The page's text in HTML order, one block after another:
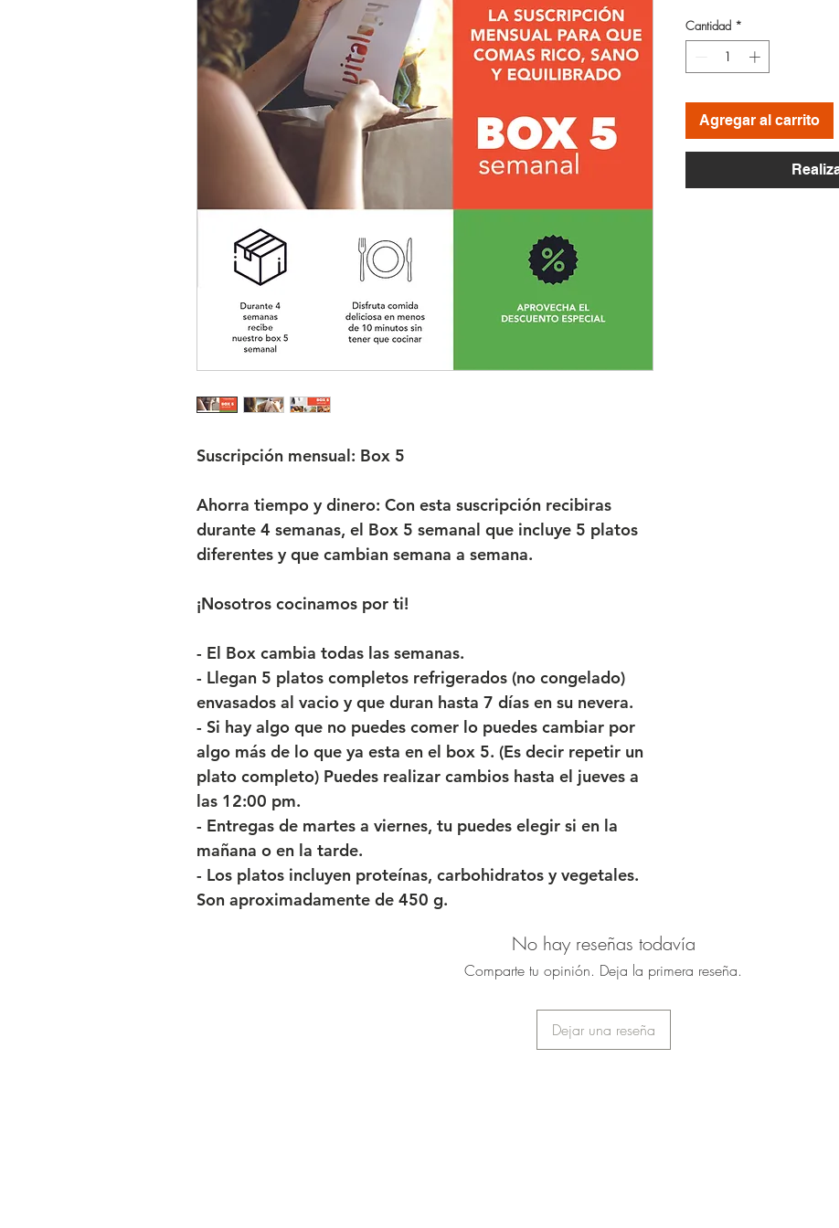
Suscripción mensual: Box 5
Ahorra tiempo y dinero: Con esta suscripción recibiras
durante 4 semanas, el Box 5 semanal que incluye 5 platos
diferentes y que cambian semana a semana.
¡Nosotros cocinamos por ti!
- El Box cambia todas las semanas.
- Llegan 5 platos completos refrigerados (no congelado)
envasados al vacio y que duran hasta 7 días en su nevera.
- Si hay algo que no puedes comer lo puedes cambiar por
algo más de lo que ya esta en el box 5. (Es decir repetir un
plato completo) Puedes realizar cambios hasta el jueves a
las 12:00 pm.
- Entregas de martes a viernes, tu puedes elegir si en la
mañana o en la tarde.
- Los platos incluyen proteínas, carbohidratos y vegetales.
Son aproximadamente de 450 g.
Cantidad *
Agregar al carrito
No hay reseñas todavía
Comparte tu opinión. Deja la primera reseña.
Dejar una reseña